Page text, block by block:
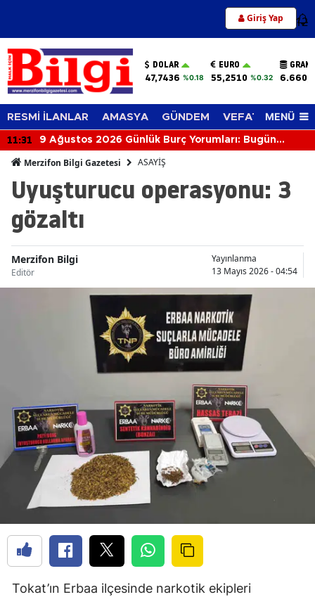
Giriş Yap 12
DOLAR
47,7436 %0.18
EURO
55,2510 %0.32
RESMİ İLANLAR AMASYA GÜNDEM VEFAT EDENLER
MENÜ
11:31
9 Ağustos 2026 Günlük Burç Yorumları: Bugün
Merzifon Bilgi Gazetesi ASAYİŞ
Uyuşturucu operasyonu: 3
gözaltı
Merzifon Bilgi
Editör
Yayınlanma
13 Mayıs 2026 - 04:54
Tokat’ın Erbaa ilçesinde narkotik ekipleri